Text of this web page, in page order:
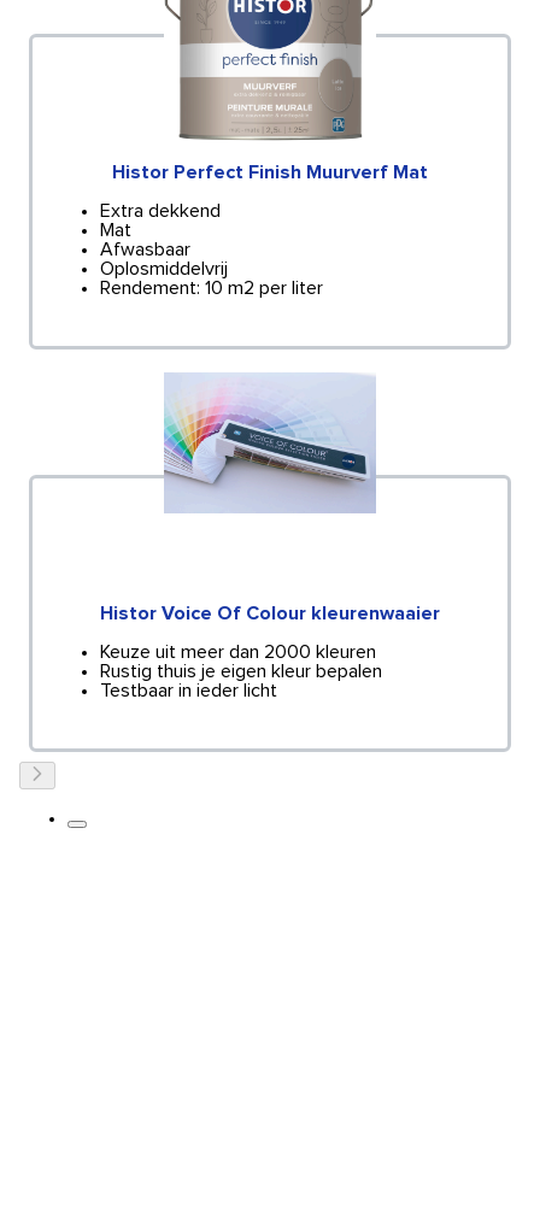
Histor Perfect Finish Muurverf Mat
Extra dekkend
Mat
Afwasbaar
Oplosmiddelvrij
Rendement: 10 m2 per liter
Histor Voice Of Colour kleurenwaaier
Keuze uit meer dan 2000 kleuren
Rustig thuis je eigen kleur bepalen
Testbaar in ieder licht